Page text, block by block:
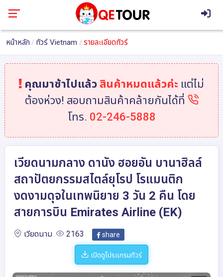
หน้าหลัก ทัวร์ Vietnam รายละเอียดทัวร์
คุณมาช้าไปแล้ว สินค้าหมดแล้วค่ะ แต่ไม่
ต้องห่วง! สอบถามสินค้าคล้ายกันได้ที่
โทร. 02-246-5888
เวียดนามกลาง ดานัง ฮอยอัน บานาฮิลล์
สถาปัตยกรรมสไตล์ยุโรป โรแมนติก
งดงามดุจในเทพนิยาย 3 วัน 2 คืน โดย
สายการบิน Emirates Airline (EK)
เวียดนาม 2163 share
เปิดดูโปรแกรมทัวร์